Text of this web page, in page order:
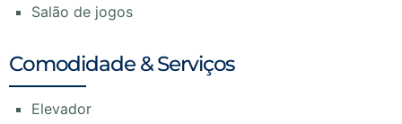
Salão de jogos
Comodidade & Serviços
Elevador